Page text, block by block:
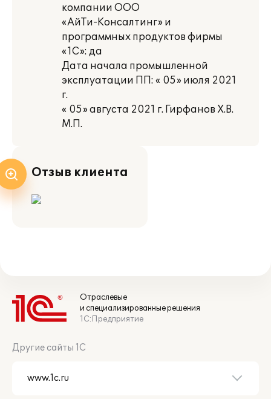
компании ООО
«АйТи-Консалтинг» и
программных продуктов фирмы
«1С»: да
Дата начала промышленной
эксплуатации ПП: « 05» июля 2021
г.
« 05» августа 2021 г. Гирфанов Х.В.
М.П.
Отзыв клиента
Отраслевые
и специализированные решения
1С:Предприятие
Другие сайты 1С